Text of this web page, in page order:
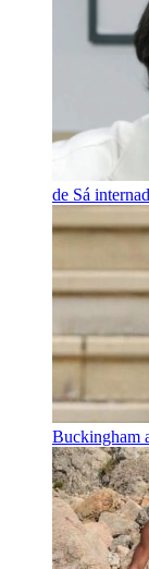
de Sá
Buckingham